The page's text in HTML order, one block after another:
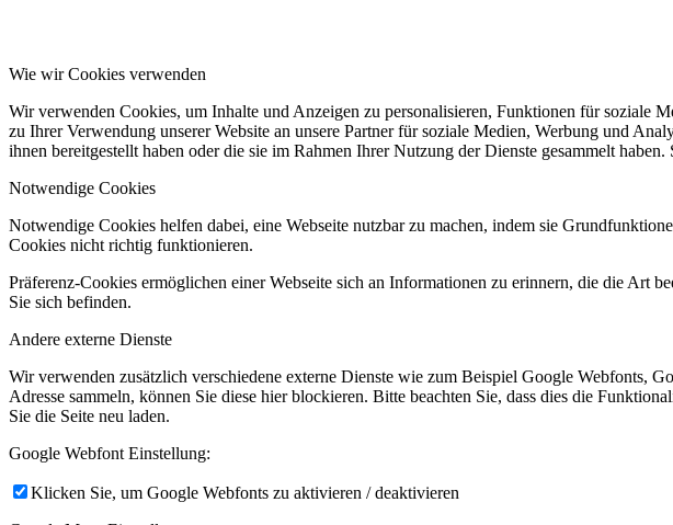
Wie wir Cookies verwenden
Wir verwenden Cookies, um Inhalte und Anzeigen zu personalisieren, Funktionen für soziale
zu Ihrer Verwendung unserer Website an unsere Partner für soziale Medien, Werbung und
ihnen bereitgestellt haben oder die sie im Rahmen Ihrer Nutzung der Dienste gesammelt
Notwendige Cookies
Notwendige Cookies helfen dabei, eine Webseite nutzbar zu machen, indem sie
Cookies nicht richtig funktionieren.
Präferenz-Cookies ermöglichen einer Webseite sich an Informationen zu erinnern, die die Art
Sie sich befinden.
Andere externe Dienste
Wir verwenden zusätzlich verschiedene externe Dienste wie zum Beispiel Google Webfonts,
Adresse sammeln, können Sie diese hier blockieren. Bitte beachten Sie, dass dies die
Sie die Seite neu laden.
Google Webfont Einstellung:
Klicken Sie, um Google Webfonts zu aktivieren / deaktivieren